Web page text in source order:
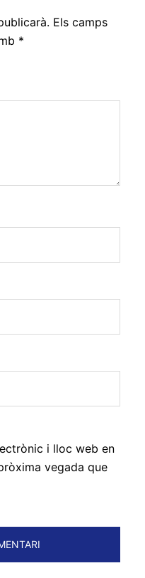
Els camps
*
i lloc web en
vegada que